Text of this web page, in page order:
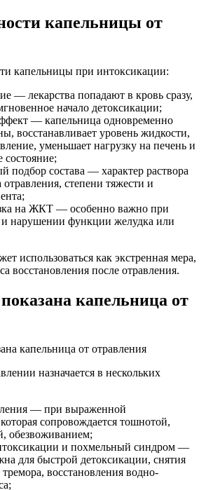
капельницы от
капельницы при интоксикации:
— лекарства попадают в кровь сразу,
начало детоксикации;
— капельница одновременно
восстанавливает уровень жидкости,
уменьшает нагрузку на печень и
состояние;
подбор состава — характер раствора
отравления, степени тяжести и
на ЖКТ — особенно важно при
и нарушении функции желудка или
использоваться как экстренная мера,
восстановления после отравления.
капельница от
назначается в нескольких
— при выраженной
сопровождается тошнотой,
обезвоживанием;
и похмельный синдром —
для быстрой детоксикации, снятия
восстановления водно-